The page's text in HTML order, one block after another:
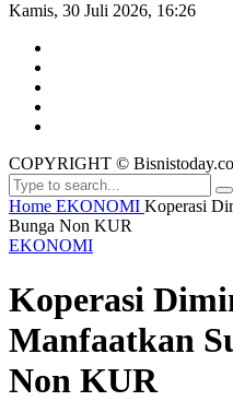
Kamis, 30 Juli 2026, 16:26
COPYRIGHT ©
Home EKONOMI Koperasi
Bunga Non KUR
EKONOMI
Koperasi
Manfaatkan
Non KUR